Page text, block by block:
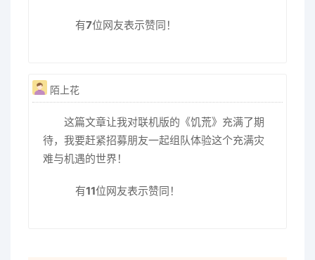
有7位网友表示赞同！
陌上花
这篇文章让我对联机版的《饥荒》充满了期
待，我要赶紧招募朋友一起组队体验这个充满灾
难与机遇的世界！
有11位网友表示赞同！